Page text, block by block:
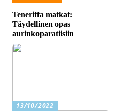
Teneriffa matkat:
Täydellinen opas
aurinkoparatiisiin
13/10/2022